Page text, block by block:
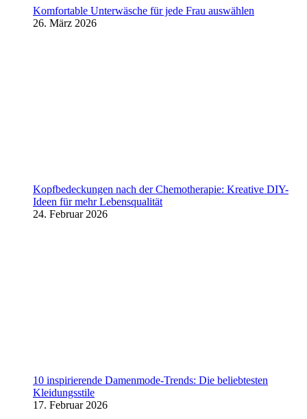
Komfortable Unterwäsche für jede Frau auswählen
26. März 2026
Kopfbedeckungen nach der Chemotherapie: Kreative DIY-
Ideen für mehr Lebensqualität
24. Februar 2026
10 inspirierende Damenmode-Trends: Die beliebtesten
Kleidungsstile
17. Februar 2026